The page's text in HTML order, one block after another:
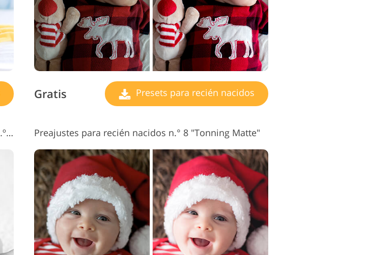
Gratis Presets para recién nacidos
Ajustes preestablecidos para bebés de Lightroom n.º 7 "B&W Soft" Preajustes para recién nacidos n.° 8 "Tonning Matte"